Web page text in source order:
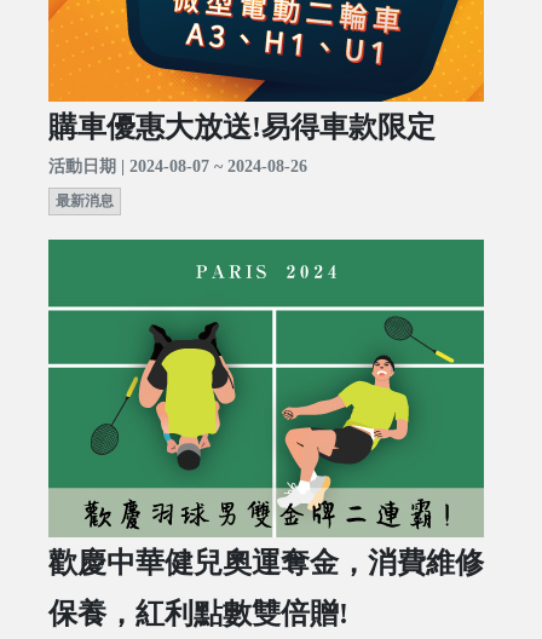
購車優惠大放送!易得車款限定
活動日期 | 2024-08-07 ~ 2024-08-26
最新消息
歡慶中華健兒奧運奪金，消費維修
保養，紅利點數雙倍贈!